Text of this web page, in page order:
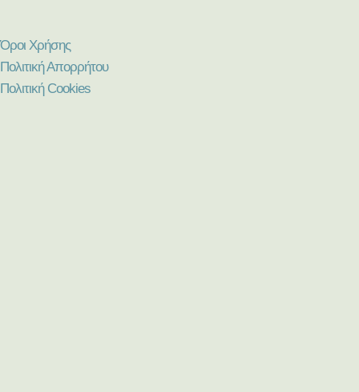
Όροι Χρήσης
Πολιτική Απορρήτου
Πολιτική Cookies